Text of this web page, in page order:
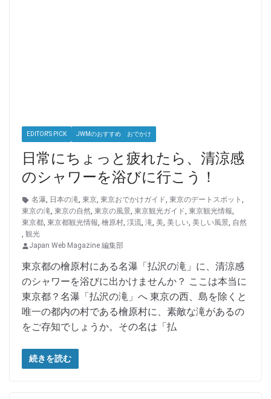
EDITOR'S PICK JWMのおすすめ おでかけ
日常にちょっと疲れたら、清涼感
のシャワーを浴びに行こう！
名瀑, 日本の滝, 東京, 東京おでかけガイド, 東京のデートスポット ,
東京の滝, 東京の自然, 東京の風景, 東京観光ガイド, 東京観光情報,
東京都, 東京都観光情報, 檜原村, 渓流, 滝, 美, 美しい, 美しい風景, 自然
, 観光
Japan Web Magazine 編集部
東京都の檜原村にある名瀑「払沢の滝」に、清涼感
のシャワーを浴びに出かけませんか？ ここは本当に
東京都？名瀑「払沢の滝」へ 東京の西、島を除くと
唯一の都内の村である檜原村に、素敵な滝があるの
をご存知でしょうか。その名は「払
続きを読む